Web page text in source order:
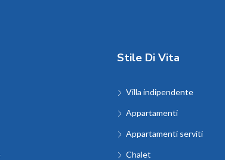
Stile Di Vita
Villa indipendente
Appartamenti
Appartamenti serviti
Chalet